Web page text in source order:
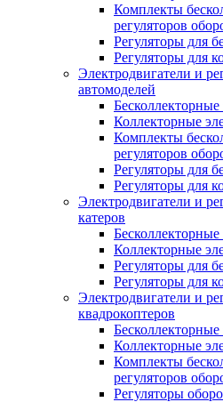
Комплекты
регуляторов
Регуляторы для
Регуляторы для
Электродвигатели и
автомоделей
Бесколлекторные
Коллекторные
Комплекты
регуляторов
Регуляторы для
Регуляторы для
Электродвигатели и
катеров
Бесколлекторные
Коллекторные
Регуляторы для
Регуляторы для
Электродвигатели и
квадрокоптеров
Бесколлекторные
Коллекторные
Комплекты
регуляторов
Регуляторы